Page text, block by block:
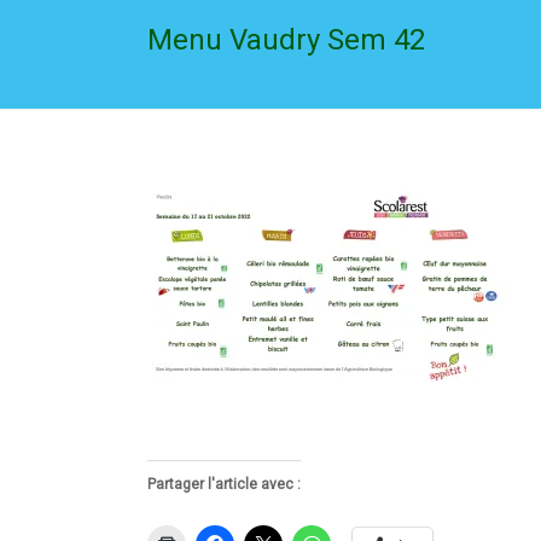
Menu Vaudry Sem 42
Partager l'article avec :